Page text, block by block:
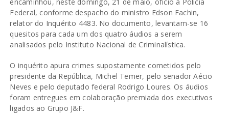
Federal, conforme despacho do ministro Edson Fachin,
relator do Inquérito 4483. No documento, levantam-se 16
quesitos para cada um dos quatro áudios a serem
analisados pelo Instituto Nacional de Criminalística.
O inquérito apura crimes supostamente cometidos pelo
presidente da República, Michel Temer, pelo senador Aécio
Neves e pelo deputado federal Rodrigo Loures. Os áudios
foram entregues em colaboração premiada dos executivos
ligados ao Grupo J&F.